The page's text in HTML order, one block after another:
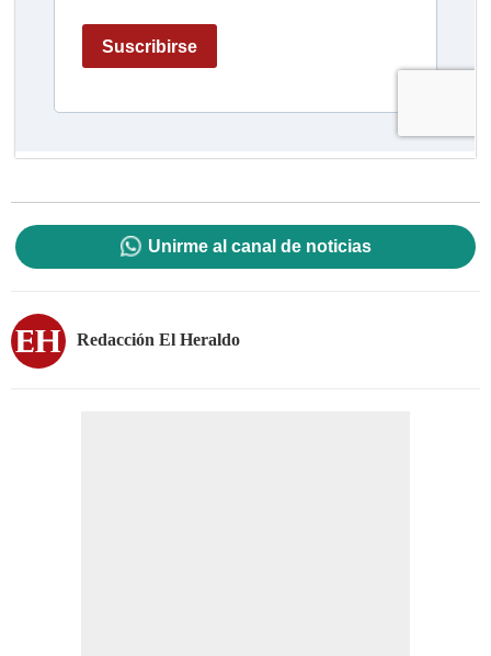
Unirme al canal de noticias
Redacción El Heraldo